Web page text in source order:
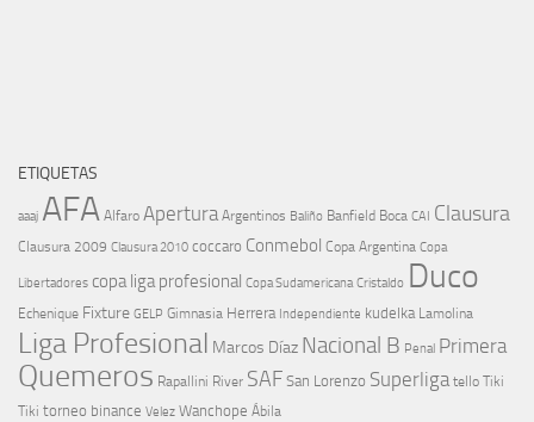
ETIQUETAS
aaaj AFA Alfaro Apertura Argentinos Baliño Banfield Boca CAI Clausura
Clausura 2009 Clausura 2010 coccaro Conmebol Copa Argentina Copa
Libertadores copa liga profesional Copa Sudamericana Cristaldo Duco
Echenique Fixture GELP Gimnasia Herrera Independiente kudelka Lamolina
Liga Profesional Marcos Díaz Nacional B Penal Primera
Quemeros Rapallini River SAF San Lorenzo Superliga tello Tiki
Tiki torneo binance Velez Wanchope Ábila